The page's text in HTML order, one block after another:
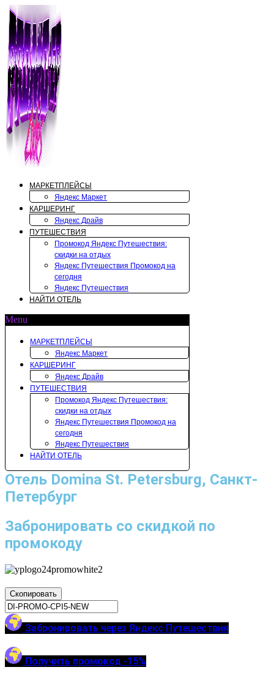
Перейти
содержимому
МАРКЕТПЛЕЙСЫ
Яндекс Маркет
КАРШЕРИНГ
Яндекс Драйв
ПУТЕШЕСТВИЯ
Промокод Яндекс Путешествия:
скидки на отдых
Яндекс Путешествия Промокод на
сегодня
Яндекс Путешествия
НАЙТИ ОТЕЛЬ
Menu
МАРКЕТПЛЕЙСЫ
Яндекс Маркет
КАРШЕРИНГ
Яндекс Драйв
ПУТЕШЕСТВИЯ
Промокод Яндекс Путешествия:
скидки на отдых
Яндекс Путешествия Промокод на
сегодня
Яндекс Путешествия
НАЙТИ ОТЕЛЬ
Отель Domina St. Petersburg, Санкт-
Петербург
Забронировать со скидкой по
промокоду
Скопировать
Забронировать через Яндекс Путешествия
Получить промокод -15%